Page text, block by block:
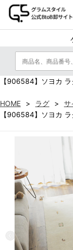
【906584】ソヨカ
HOME ラグ サ
【906584】ソヨカ